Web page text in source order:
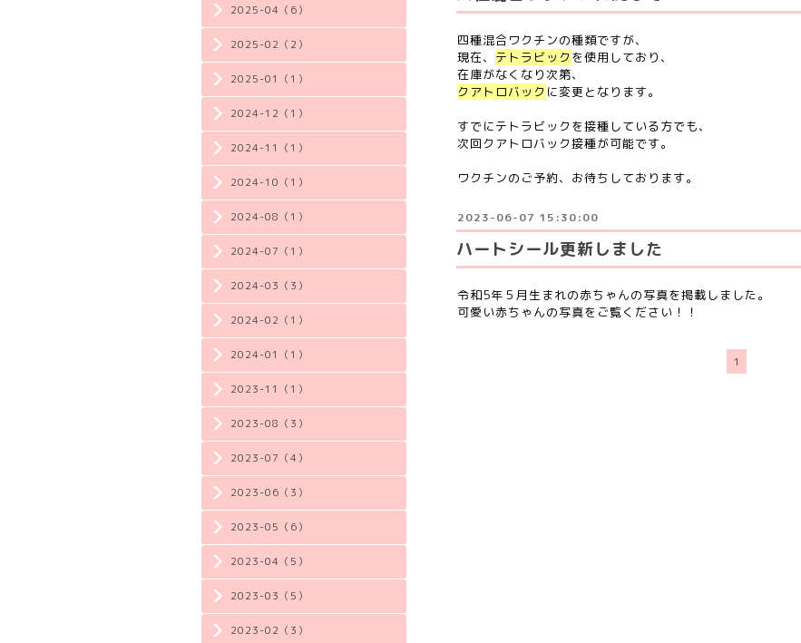
2025-04（6）
2025-02（2）
2025-01（1）
2024-12（1）
2024-11（1）
2024-10（1）
2024-08（1）
2024-07（1）
2024-03（3）
2024-02（1）
2024-01（1）
2023-11（1）
2023-08（3）
2023-07（4）
2023-06（3）
2023-05（6）
2023-04（5）
2023-03（5）
2023-02（3）
四種混合ワクチンの種類ですが、
現在、 テトラビック を使用しており、
在庫がなくなり次第、
クアトロバック に変更となります。
すでにテトラビックを接種している方でも、
次回クアトロバック接種が可能です。
ワクチンのご予約、お待ちしております。
2023-06-07 15:30:00
ハートシール更新しました
令和5年５月生まれの赤ちゃんの写真を掲載しました。
可愛い赤ちゃんの写真をご覧ください！！
1